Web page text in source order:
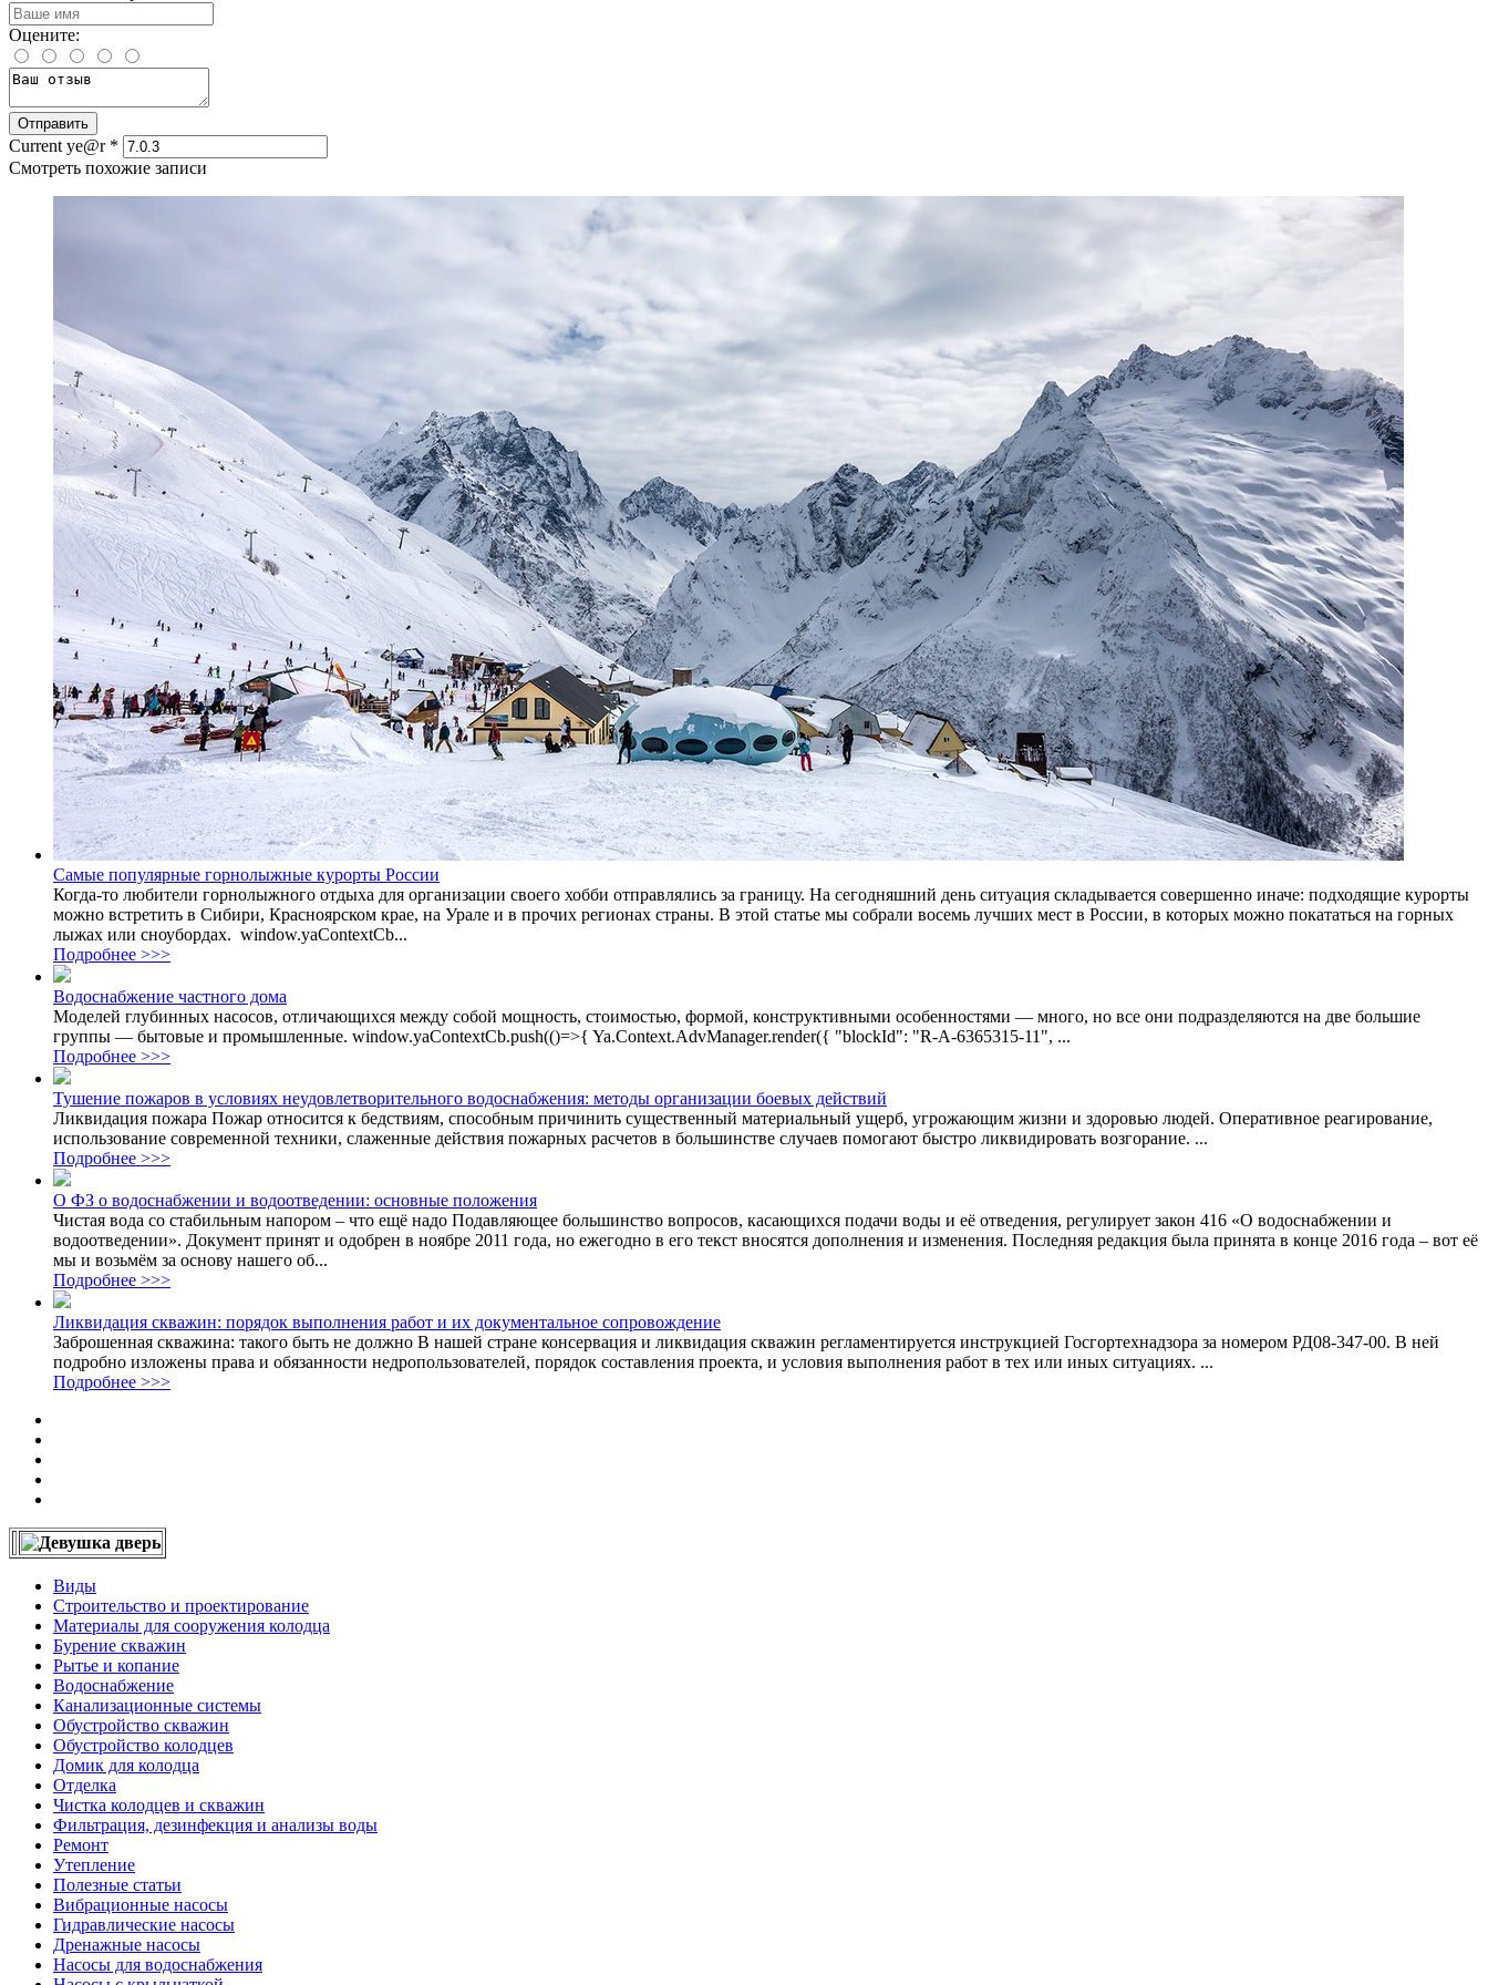
Оцените:
Current ye@r *
Смотреть похожие записи
Самые популярные горнолыжные курорты России
Когда-то любители горнолыжного отдыха для организации своего хобби отправлялись за границу. На сегодняшний день ситуация складывается совершенно иначе: подходящие курорты
можно встретить в Сибири, Красноярском крае, на Урале и в прочих регионах страны. В этой статье мы собрали восемь лучших мест в России, в которых можно покататься на горных
лыжах или сноубордах. window.yaContextCb...
Подробнее >>>
Водоснабжение частного дома
Моделей глубинных насосов, отличающихся между собой мощность, стоимостью, формой, конструктивными особенностями — много, но все они подразделяются на две большие
группы — бытовые и промышленные. window.yaContextCb.push(()=>{ Ya.Context.AdvManager.render({ "blockId": "R-A-6365315-11", ...
Подробнее >>>
Тушение пожаров в условиях неудовлетворительного водоснабжения: методы организации боевых действий
Ликвидация пожара Пожар относится к бедствиям, способным причинить существенный материальный ущерб, угрожающим жизни и здоровью людей. Оперативное реагирование,
использование современной техники, слаженные действия пожарных расчетов в большинстве случаев помогают быстро ликвидировать возгорание. ...
Подробнее >>>
О ФЗ о водоснабжении и водоотведении: основные положения
Чистая вода со стабильным напором – что ещё надо Подавляющее большинство вопросов, касающихся подачи воды и её отведения, регулирует закон 416 «О водоснабжении и
водоотведении». Документ принят и одобрен в ноябре 2011 года, но ежегодно в его текст вносятся дополнения и изменения. Последняя редакция была принята в конце 2016 года – вот её
мы и возьмём за основу нашего об...
Подробнее >>>
Ликвидация скважин: порядок выполнения работ и их документальное сопровождение
Заброшенная скважина: такого быть не должно В нашей стране консервация и ликвидация скважин регламентируется инструкцией Госгортехнадзора за номером РД08-347-00. В ней
подробно изложены права и обязанности недропользователей, порядок составления проекта, и условия выполнения работ в тех или иных ситуациях. ...
Подробнее >>>
Виды
Строительство и проектирование
Материалы для сооружения колодца
Бурение скважин
Рытье и копание
Водоснабжение
Канализационные системы
Обустройство скважин
Обустройство колодцев
Домик для колодца
Отделка
Чистка колодцев и скважин
Фильтрация, дезинфекция и анализы воды
Ремонт
Утепление
Полезные статьи
Вибрационные насосы
Гидравлические насосы
Дренажные насосы
Насосы для водоснабжения